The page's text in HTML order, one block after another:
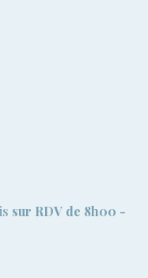
sur RDV de 8h00 -